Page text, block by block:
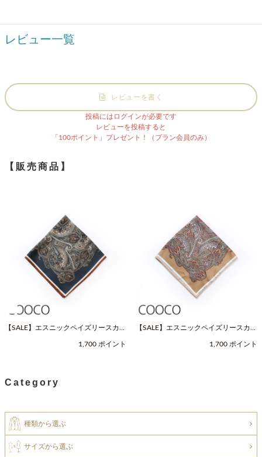
レビュー一覧
レビューを書く
投稿にはログインが必要です
レビューを投稿すると
「100ポイント」プレゼント！（プラン会員のみ）
【販売商品】
【SALE】エスニックペイズリースカー
1,700 ポイント
【SALE】エスニックペイズリースカー
1,700 ポイント
Category
種類から選ぶ
サイズから選ぶ